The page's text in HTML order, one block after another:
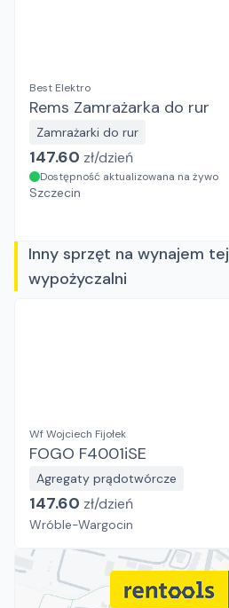
Best Elektro
Rems Zamrażarka do rur
Zamrażarki do rur
147.60 zł/dzień
Dostępność aktualizowana na żywo
Szczecin
Inny sprzęt na wynajem tej
wypożyczalni
Wf Wojciech Fijołek
FOGO F4001iSE
Agregaty prądotwórcze
147.60 zł/dzień
Wróble-Wargocin